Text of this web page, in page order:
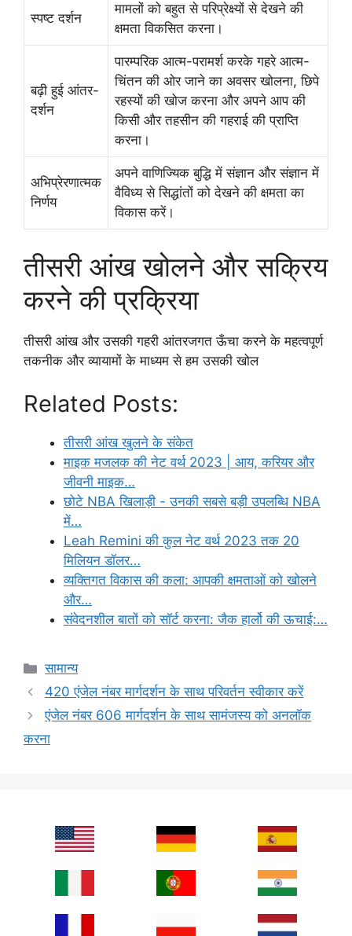
स्पष्ट दर्शन
मामलों को बहुत से परिप्रेक्ष्यों से देखने की
क्षमता विकसित करना।
बढ़ी हुई आंतर-
दर्शन
पारम्परिक आत्म-परामर्श करके गहरे आत्म-
चिंतन की ओर जाने का अवसर खोलना, छिपे
रहस्यों की खोज करना और अपने आप की
किसी और तहसीन की गहराई की प्राप्ति
करना।
अभिप्रेरणात्मक
निर्णय
अपने वाणिज्यिक बुद्धि में संज्ञान और संज्ञान में
वैविध्य से सिद्धांतों को देखने की क्षमता का
विकास करें।
तीसरी आंख खोलने और सक्रिय
करने की प्रक्रिया
तीसरी आंख और उसकी गहरी आंतरजगत ऊँचा करने के महत्वपूर्ण
तकनीक और व्यायामों के माध्यम से हम उसकी खोल
Related Posts:
तीसरी आंख खुलने के संकेत
माइक मजलक की नेट वर्थ 2023 | आय, करियर और
जीवनी माइक…
छोटे NBA खिलाड़ी - उनकी सबसे बड़ी उपलब्धि NBA
में…
Leah Remini की कुल नेट वर्थ 2023 तक 20
मिलियन डॉलर…
व्यक्तिगत विकास की कला: आपकी क्षमताओं को खोलने
और…
संवेदनशील बातों को सॉर्ट करना: जैक हार्लो की ऊचाई:…
Categories
सामान्य
420 एंजेल नंबर मार्गदर्शन के साथ परिवर्तन स्वीकार करें
एंजेल नंबर 606 मार्गदर्शन के साथ सामंजस्य को अनलॉक
करना